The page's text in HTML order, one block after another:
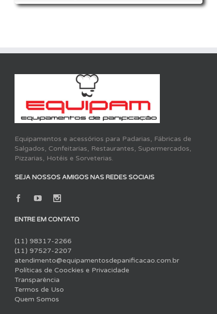
Equipamentos e acessórios para Padarias, Fábricas de
Salgados, Confeitarias, Restaurantes, Supermercados,
Pizzarias, Hotéis e Sorveterias.
SEJA NOSSOS AMIGOS NAS REDES SOCIAIS
ENTRE EM CONTATO
(11) 98317-2266
(11) 97527-2207
atendimento@equipamentosdepanificacao.com.br
Políticas de Coockies e Privacidade
Transparência
Termos de Uso
Quem Somos